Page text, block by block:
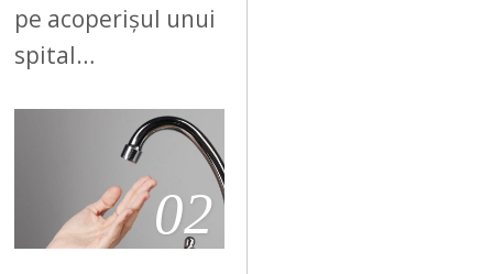
pe acoperișul unui
spital…
02